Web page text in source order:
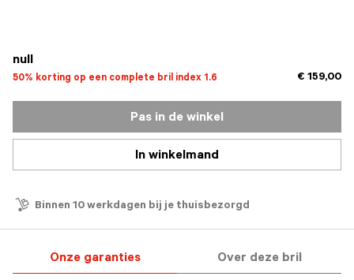
null
50% korting op een complete bril index 1.6 € 159,00
Pas in de winkel
In winkelmand
Binnen 10 werkdagen bij je thuisbezorgd
Onze garanties Over deze bril